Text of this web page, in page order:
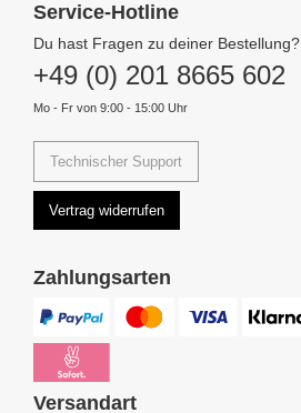
Service-Hotline
Du hast Fragen zu deiner Bestellung?
+49 (0) 201 8665 602
Mo - Fr von 9:00 - 15:00 Uhr
Technischer Support
Vertrag widerrufen
Zahlungsarten
Versandart